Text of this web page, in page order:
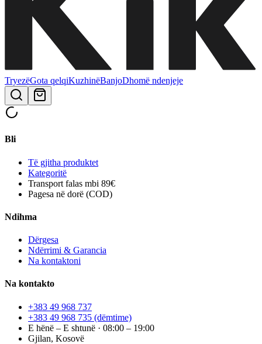
TryezëGota qelqiKuzhinëBanjoDhomë ndenjeje
Bli
Të gjitha produktet
Kategoritë
Transport falas mbi 89€
Pagesa në dorë (COD)
Ndihma
Dërgesa
Ndërrimi & Garancia
Na kontaktoni
Na kontakto
+383 49 968 737
+383 49 968 735 (dëmtime)
E hënë – E shtunë · 08:00 – 19:00
Gjilan, Kosovë